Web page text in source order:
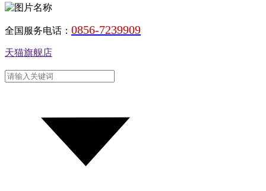
全国服务电话： 0856-7239909
天猫旗舰店